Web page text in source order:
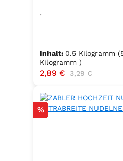
.
Inhalt: 0.5 Kilogramm
Kilogramm )
Verkaufspreis:
2,89 € Regulärer Preis:
3,29 €
Rabatt
%